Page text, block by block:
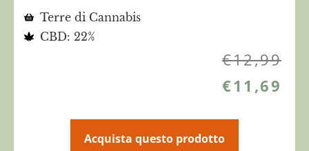
Terre di Cannabis
CBD: 22%
€12,99
€11,69
Acquista questo prodotto